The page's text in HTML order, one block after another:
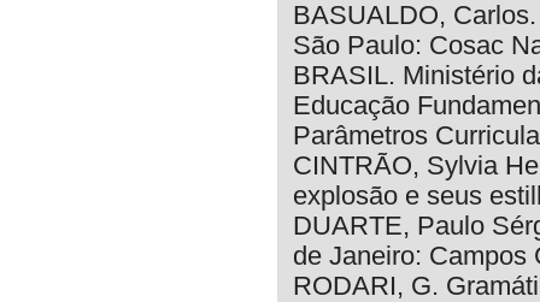
BASUALDO,
São Paulo: Cosac
BRASIL. Ministério
Educação
Parâmetros
CINTRÃO, Sylvia
explosão e seus
DUARTE, Paulo
de Janeiro: Campos
RODARI, G.